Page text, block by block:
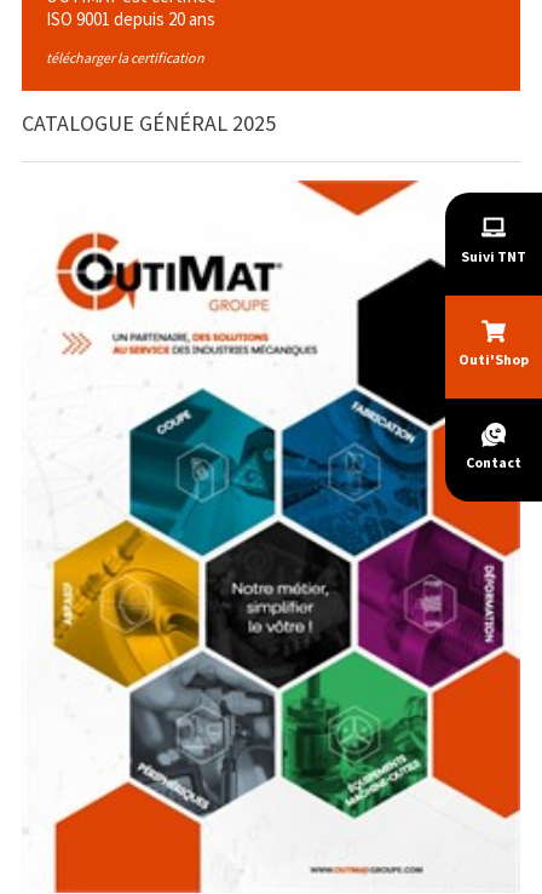
ISO 9001 depuis 20 ans
télécharger la certification
CATALOGUE GÉNÉRAL 2025
Suivi TNT
Outi'Shop
Contact